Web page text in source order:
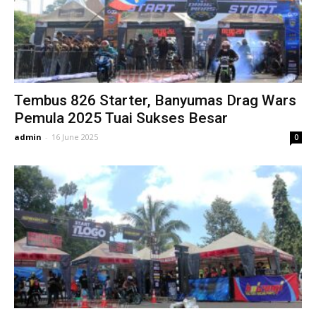
Tembus 826 Starter, Banyumas Drag Wars
Pemula 2025 Tuai Sukses Besar
admin - 16 June 2025 0